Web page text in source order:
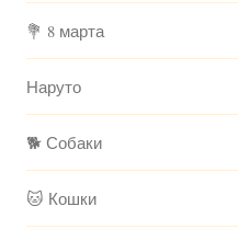
💐 8 марта
Наруто
🐕 Собаки
🐱 Кошки